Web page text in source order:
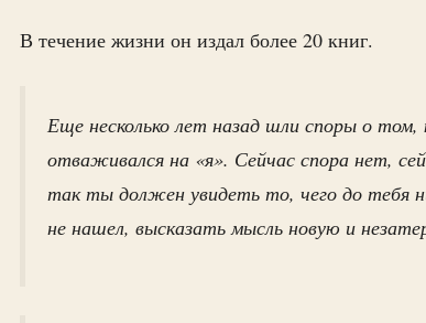
В течение жизни он издал более 20 книг.
Еще несколько лет назад шли споры о
отваживался на «я». Сейчас спора нет,
так ты должен увидеть то, чего до тебя
не нашел, высказать мысль новую и